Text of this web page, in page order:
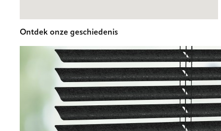
Ontdek onze geschiedenis